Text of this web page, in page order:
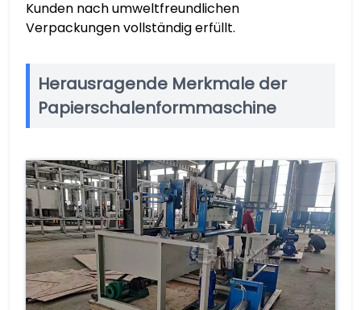
Kunden nach umweltfreundlichen
Verpackungen vollständig erfüllt.
Herausragende Merkmale der
Papierschalenformmaschine